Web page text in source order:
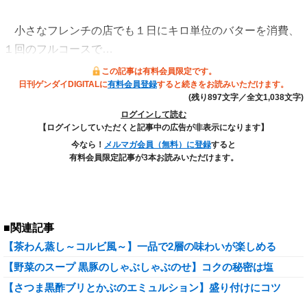
小さなフレンチの店でも１日にキロ単位のバターを消費、
１回のフルコースで…
この記事は有料会員限定です。
日刊ゲンダイDIGITALに有料会員登録すると続きをお読みいただけます。
(残り897文字／全文1,038文字)
ログインして読む
【ログインしていただくと記事中の広告が非表示になります】
今なら！ メルマガ会員（無料）に登録すると
有料会員限定記事が3本お読みいただけます。
■関連記事
【茶わん蒸し～コルビ風～】一品で2層の味わいが楽しめる
【野菜のスープ 黒豚のしゃぶしゃぶのせ】コクの秘密は塩
【さつま黒酢ブリとかぶのエミュルション】盛り付けにコツ